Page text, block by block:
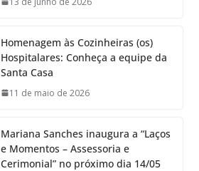
Homenagem às Cozinheiras (os)
Hospitalares: Conheça a equipe da
Santa Casa
11 de maio de 2026
Mariana Sanches inaugura a “Laços
e Momentos – Assessoria e
Cerimonial” no próximo dia 14/05